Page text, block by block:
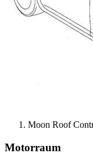
Moon Roof
Motorraum